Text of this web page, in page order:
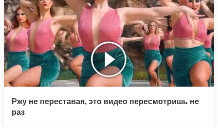
Ржу не переставая, это видео пересмотришь не
раз